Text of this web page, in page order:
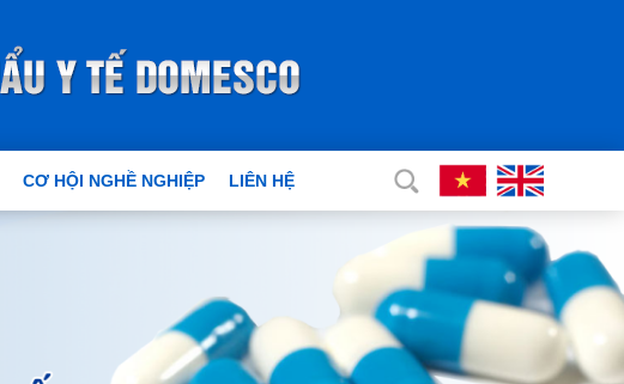
CƠ HỘI NGHỀ NGHIỆP LIÊN HỆ